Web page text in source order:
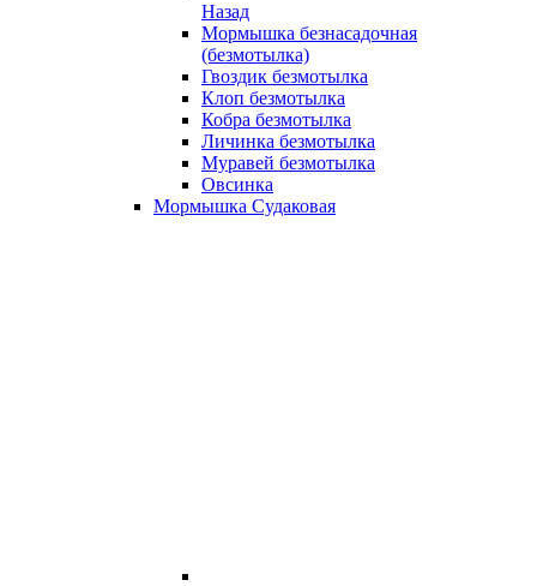
Назад
Мормышка безнасадочная
(безмотылка)
Гвоздик безмотылка
Клоп безмотылка
Кобра безмотылка
Личинка безмотылка
Муравей безмотылка
Овсинка
Мормышка Судаковая